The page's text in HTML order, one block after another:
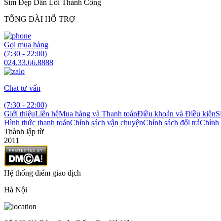
Sim Đẹp Dẫn Lối Thành Công
TỔNG ĐÀI HỖ TRỢ
Gọi mua hàng
(7:30 - 22:00)
024.33.66.8888
Chat tư vấn
(7:30 - 22:00)
Giới thiệuLiên hệMua hàng và Thanh toánĐiều khoản và Điều kiện
Hình thức thanh toánChính sách vận chuyệnChính sách đổi trảChính
Thành lập từ
2011
Hệ thống điểm giao dịch
Hà Nội